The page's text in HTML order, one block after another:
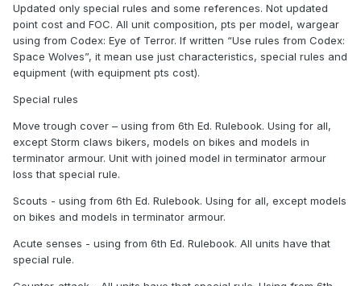
Updated only special rules and some references. Not updated
point cost and FOC. All unit composition, pts per model, wargear
using from Codex: Eye of Terror. If written “Use rules from Codex:
Space Wolves”, it mean use just characteristics, special rules and
equipment (with equipment pts cost).
Special rules
Move trough cover – using from 6th Ed. Rulebook. Using for all,
except Storm claws bikers, models on bikes and models in
terminator armour. Unit with joined model in terminator armour
loss that special rule.
Scouts - using from 6th Ed. Rulebook. Using for all, except models
on bikes and models in terminator armour.
Acute senses - using from 6th Ed. Rulebook. All units have that
special rule.